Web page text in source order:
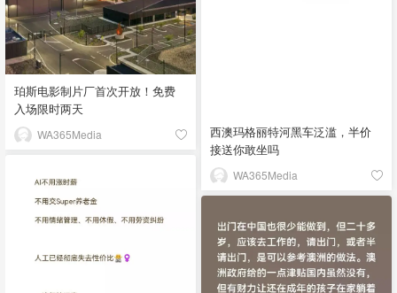
西澳玛格丽特河黑车泛滥，半价
接送你敢坐吗
WA365Media
珀斯电影制片厂首次开放！免费
入场限时两天
WA365Media